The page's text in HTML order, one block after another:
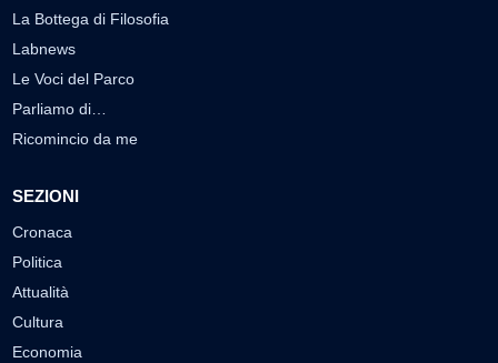
La Bottega di Filosofia
Labnews
Le Voci del Parco
Parliamo di…
Ricomincio da me
SEZIONI
Cronaca
Politica
Attualità
Cultura
Economia